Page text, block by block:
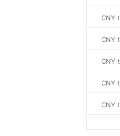
CNY
CNY
CNY
CNY
CNY